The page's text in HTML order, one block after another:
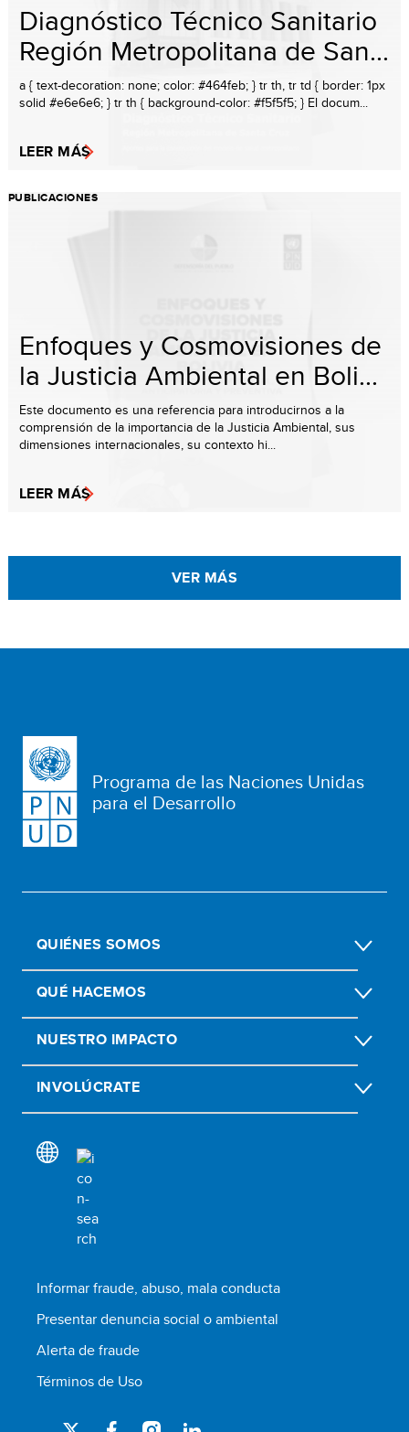
Diagnóstico Técnico Sanitario
Región Metropolitana de San...
a { text-decoration: none; color: #464feb; } tr th, tr td { border: 1px
solid #e6e6e6; } tr th { background-color: #f5f5f5; } El docum...
LEER MÁS
PUBLICACIONES
Enfoques y Cosmovisiones de
la Justicia Ambiental en Boli...
Este documento es una referencia para introducirnos a la
comprensión de la importancia de la Justicia Ambiental, sus
dimensiones internacionales, su contexto hi...
LEER MÁS
VER MÁS
Programa de las Naciones Unidas
para el Desarrollo
QUIÉNES SOMOS
QUÉ HACEMOS
NUESTRO IMPACTO
INVOLÚCRATE
Informar fraude, abuso, mala conducta
Presentar denuncia social o ambiental
Alerta de fraude
Términos de Uso